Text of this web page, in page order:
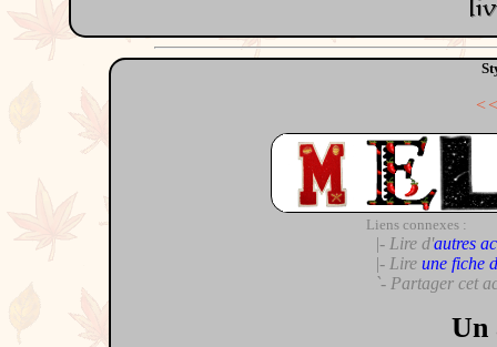
Liens connexes :
|- Lire d'autres
|- Lire une fiche
`- Partager cet
Un